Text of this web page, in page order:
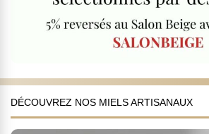
DÉCOUVREZ NOS MIELS ARTISANAUX